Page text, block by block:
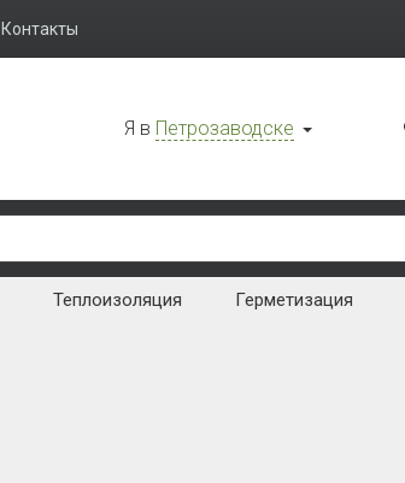
Контакты
Я в Петрозаводске
Теплоизоляция Герметизация